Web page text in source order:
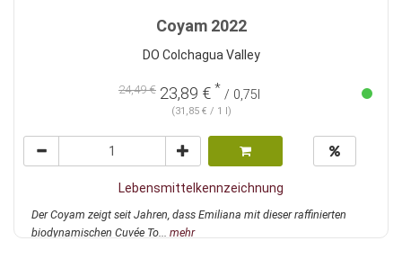
Coyam 2022
DO Colchagua Valley
24,49 € 23,89 € * / 0,75l
(31,85 € / 1 l)
Lebensmittelkennzeichnung
Der Coyam zeigt seit Jahren, dass Emiliana mit dieser raffinierten
biodynamischen Cuvée To... mehr